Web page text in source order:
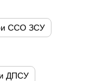
ССО ЗСУ
ДПСУ